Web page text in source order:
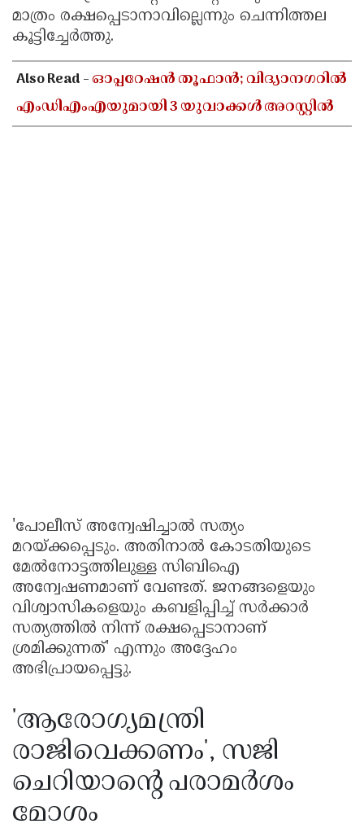
മാത്രം രക്ഷപ്പെടാനാവില്ലെന്നും ചെന്നിത്തല
കൂട്ടിച്ചേർത്തു.
Also Read -ഓപ്പറേഷൻ തൂഫാൻ; വിദ്യാനഗറിൽ
എംഡിഎംഎയുമായി 3 യുവാക്കൾ അറസ്റ്റിൽ
'പോലീസ്‌ അന്വേഷിച്ചാൽ സത്യം
മറയ്ക്കപ്പെടും. അതിനാൽ കോടതിയുടെ
മേൽനോട്ടത്തിലുള്ള സിബിഐ
അന്വേഷണമാണ്‌ വേണ്ടത്‌. ജനങ്ങളെയും
വിശ്വാസികളെയും കബളിപ്പിച്ച്‌ സർക്കാർ
സത്യത്തിൽ നിന്ന്‌ രക്ഷപ്പെടാനാണ്‌
ശ്രമിക്കുന്നത്‌' എന്നും അദ്ദേഹം
അഭിപ്രായപ്പെട്ടു.
'ആരോഗ്യമന്ത്രി
രാജിവെക്കണം', സജി
ചെറിയാൻ്റെ പരാമർശം
മോശം